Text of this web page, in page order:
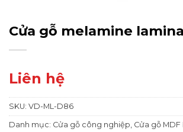
Cửa gỗ melamine
Liên hệ
SKU: VD-ML-D86
Danh mục: Cửa gỗ công nghiệp Cửa gỗ